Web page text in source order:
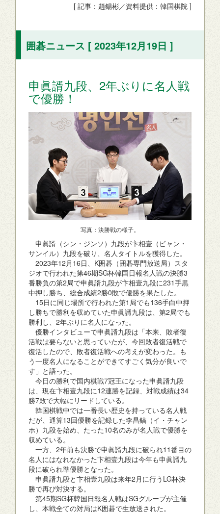
[ 記事：趙錫彬／資料提供：韓国棋院 ]
囲碁ニュース [ 2023年12月19日 ]
申眞諝九段、2年ぶりに名人戦
で優勝！
写真：決勝戦の様子。
申眞諝（シン・ジンソ）九段が卞相壹（ビャン・
サンイル）九段を破り、名人タイトルを獲得した。
2023年12月16日、K囲碁（囲碁専門放送局）スタ
ジオで行われた第46期SG杯韓国日報名人戦の決勝3
番勝負の第2局で申眞諝九段が卞相壹九段に231手黒
中押し勝ち、総合成績2勝0敗で優勝を果たした。
15日に同じ場所で行われた第1局でも136手白中押
し勝ちで勝利を収めていた申眞諝九段は、第2局でも
勝利し、2年ぶりに名人になった。
優勝インタビューで申眞諝九段は「本来、敗者復
活戦は要らないと思っていたが、今回敗者復活戦で
復活したので、敗者復活戦への考えが変わった。も
う一度名人になることができてすごく気分が良いで
す」と語った。
今日の勝利で国内棋戦7冠王になった申眞諝九段
は、現在卞相壹九段に12連勝を記録、対戦成績は34
勝7敗で大幅にリードしている。
韓国棋戦中では一番長い歴史を持っている名人戦
だが、通算13回優勝を記録した李昌鎬（イ・チャン
ホ）九段を始め、たった10名のみが名人戦で優勝を
収めている。
一方、2年前も決勝で申眞諝九段に破られ11番目の
名人にはなれなかった卞相壹九段は今年も申眞諝九
段に破られ準優勝となった。
申眞諝九段と卞相壹九段は来年2月に行うLG杯決
勝で再び対決する。
第45期SG杯韓国日報名人戦はSGグループが主催
し、本戦全ての対局はK囲碁で生放送された。